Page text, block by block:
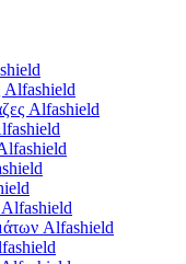
Alfashield
Alfashield
Alfashield